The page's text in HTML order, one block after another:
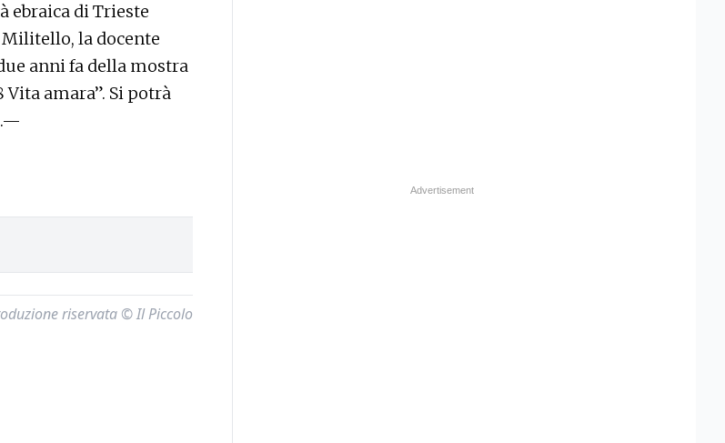
ebraica di Trieste
Militello, la docente
anni fa della mostra
Vita amara”. Si potrà
riservata © Il Piccolo